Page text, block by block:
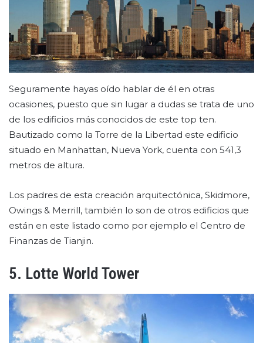
Seguramente hayas oído hablar de él en otras
ocasiones, puesto que sin lugar a dudas se trata de uno
de los edificios más conocidos de este top ten.
Bautizado como la Torre de la Libertad este edificio
situado en Manhattan, Nueva York, cuenta con 541,3
metros de altura.
Los padres de esta creación arquitectónica, Skidmore,
Owings & Merrill, también lo son de otros edificios que
están en este listado como por ejemplo el Centro de
Finanzas de Tianjin.
5. Lotte World Tower